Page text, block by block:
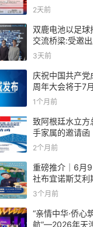
规则
2天前
双鹿电池以足球
交流桥梁:受邀
足协赞助商招待
3天前
庆祝中国共产党
周年大会将于7
举行
1个月前
致阿根廷水立方
手家属的邀请函
2个月前
重磅推介｜6月
社布宜诺斯艾利
场！国风曲艺邂
结！
3个月前
“亲情中华·侨心
航”—2026年天